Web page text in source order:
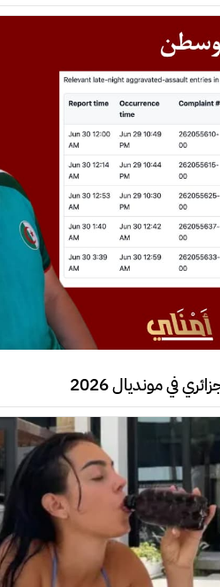
في مونديال 2026